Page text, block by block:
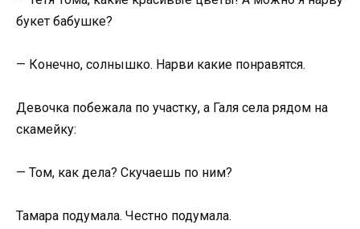
букет бабушке?
— Конечно, солнышко. Нарви какие понравятся.
Девочка побежала по участку, а Галя села рядом на
скамейку:
— Том, как дела? Скучаешь по ним?
Тамара подумала. Честно подумала.